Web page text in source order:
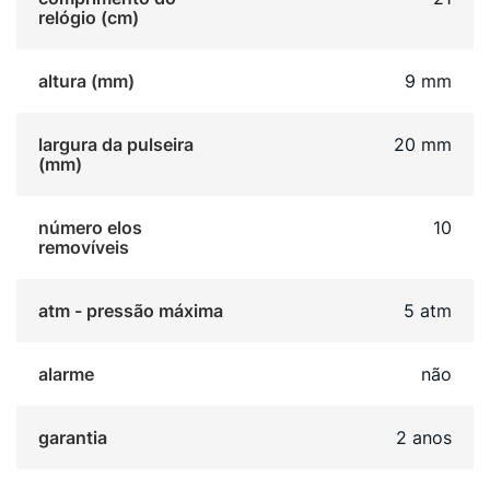
e metal especial assegura a longevidade do produto
contra o desgaste natural. É um acessório prático e
minimalista em seus itens pessoais.
relógio (cm)
altura (mm) 9 mm
largura da pulseira
(mm)
20 mm
número elos
removíveis
10
atm - pressão máxima 5 atm
alarme não
garantia 2 anos